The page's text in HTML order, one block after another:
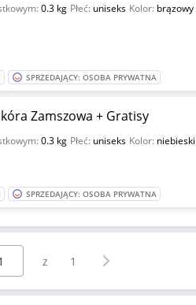
0.3 kg Płeć: uniseks Kolor: brązowy
SPRZEDAJĄCY: OSOBA PRYWATNA
Zamszowa + Gratisy
0.3 kg Płeć: uniseks Kolor: niebieski
SPRZEDAJĄCY: OSOBA PRYWATNA
z 1 Następna strona